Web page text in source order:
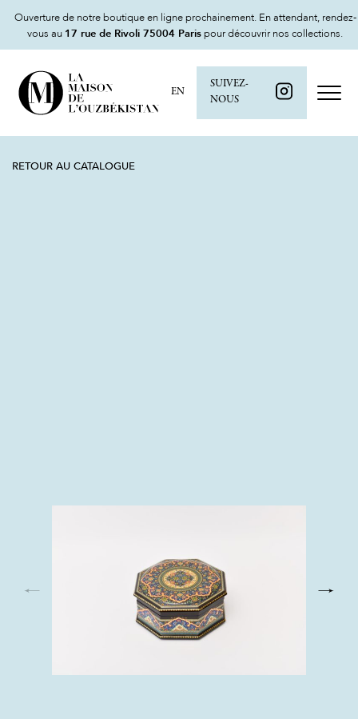
Ouverture de notre boutique en ligne prochainement. En attendant, rendez-
vous au 17 rue de Rivoli 75004 Parispour découvrir nos collections.
EN
SUIVEZ-
NOUS
RETOUR AU CATALOGUE